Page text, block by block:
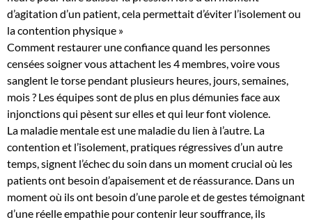
d’agitation d’un patient, cela permettait d’éviter l’isolement ou
la contention physique »
Comment restaurer une confiance quand les personnes
censées soigner vous attachent les 4 membres, voire vous
sanglent le torse pendant plusieurs heures, jours, semaines,
mois ? Les équipes sont de plus en plus démunies face aux
injonctions qui pèsent sur elles et qui leur font violence.
La maladie mentale est une maladie du lien à l’autre. La
contention et l’isolement, pratiques régressives d’un autre
temps, signent l’échec du soin dans un moment crucial où les
patients ont besoin d’apaisement et de réassurance. Dans un
moment où ils ont besoin d’une parole et de gestes témoignant
d’une réelle empathie pour contenir leur souffrance, ils